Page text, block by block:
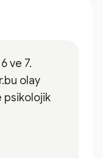
ve 7.
olay
psikolojik